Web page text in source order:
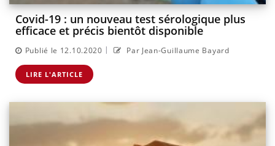
Covid-19 : un nouveau test sérologique plus
efficace et précis bientôt disponible
Publié le 12.10.2020 | Par Jean-Guillaume Bayard
LIRE L'ARTICLE